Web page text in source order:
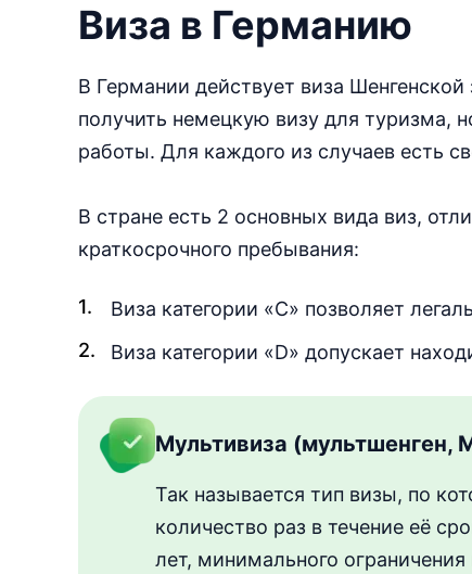
Виза в Германию
В Германии действует виза
получить немецкую визу для туризма,
работы. Для каждого из случаев есть
В стране есть 2 основных вида виз,
краткосрочного пребывания:
Виза категории «С» позволяет
Виза категории «D» допускает
Мультивиза (мультшенген,
Так называется тип визы, по
количество раз в течение её
лет, минимального ограничения